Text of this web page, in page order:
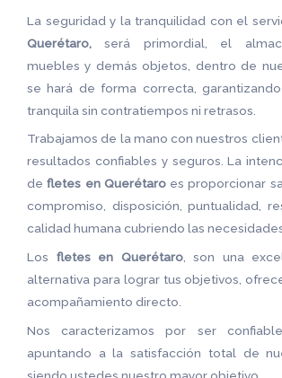
La seguridad y la tranquilidad con el
Querétaro,será primordial, el
muebles y demás objetos, dentro de
se hará de forma correcta,
tranquila sin contratiempos ni retrasos.
Trabajamos de la mano con nuestros
resultados confiables y seguros. La
defletes en Querétaroes proporcionar
compromiso, disposición, puntualidad,
calidad humana cubriendo las
Los fletes en Querétaro, son una
alternativa para lograr tus objetivos,
acompañamiento directo.
Nos caracterizamos por ser
apuntando a la satisfacción total de